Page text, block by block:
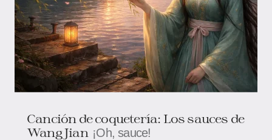
Canción de coquetería: Los sauces de
Wang Jian ¡Oh, sauce!